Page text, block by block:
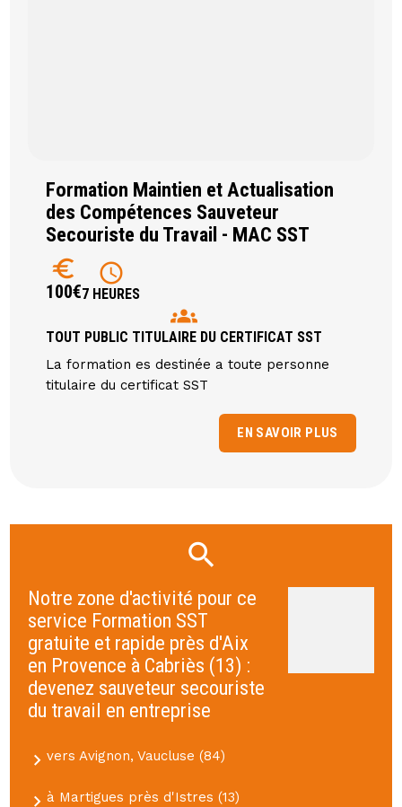
Formation Maintien et Actualisation
des Compétences Sauveteur
Secouriste du Travail - MAC SST
euro
100€
schedule
7 HEURES
groups
TOUT PUBLIC TITULAIRE DU CERTIFICAT SST
La formation es destinée a toute personne
titulaire du certificat SST
EN SAVOIR PLUS
Notre zone d'activité pour ce
service Formation SST
gratuite et rapide près d'Aix
en Provence à Cabriès (13) :
devenez sauveteur secouriste
du travail en entreprise
vers Avignon, Vaucluse (84)
à Martigues près d'Istres (13)